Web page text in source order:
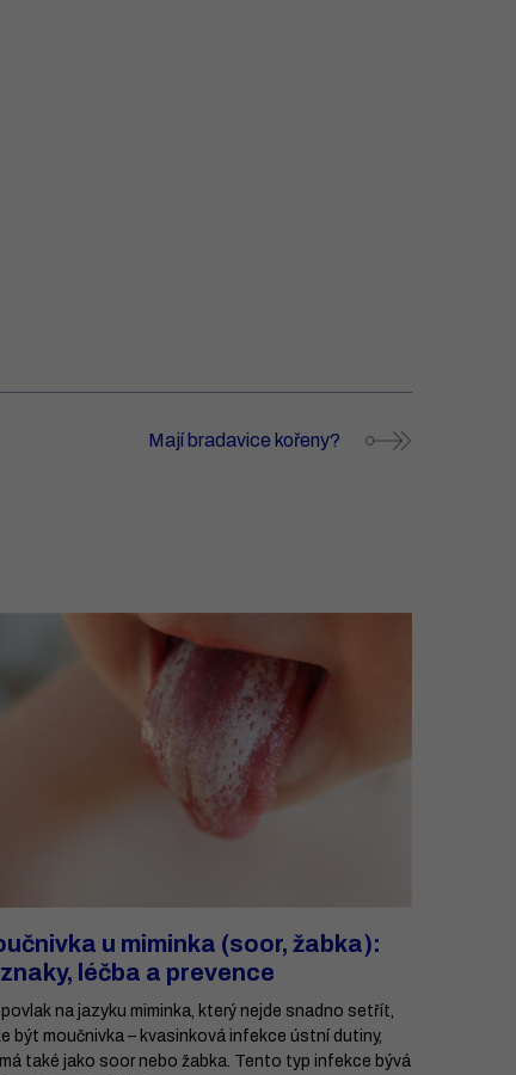
Mají bradavice kořeny?
u miminka (soor, žabka):
léčba a prevence
na jazyku miminka, který nejde snadno setřít,
být moučnivka – kvasinková infekce ústní dutiny,
také jako soor nebo žabka. Tento typ infekce bývá